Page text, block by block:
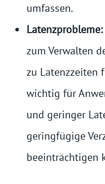
umfassen.
Latenzprobleme:
zum Verwalten
zu Latenzzeiten
wichtig für
und geringer
geringfügige
beeinträchtigen